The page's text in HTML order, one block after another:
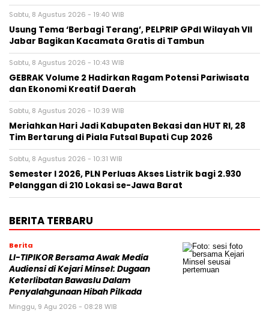
Sabtu, 8 Agustus 2026 - 19:40 WIB
‎Usung Tema ‘Berbagi Terang’, PELPRIP GPdI Wilayah VII
Jabar Bagikan Kacamata Gratis di Tambun
Sabtu, 8 Agustus 2026 - 10:43 WIB
GEBRAK Volume 2 Hadirkan Ragam Potensi Pariwisata
dan Ekonomi Kreatif Daerah
Sabtu, 8 Agustus 2026 - 10:39 WIB
Meriahkan Hari Jadi Kabupaten Bekasi dan HUT RI, 28
Tim Bertarung di Piala Futsal Bupati Cup 2026
Sabtu, 8 Agustus 2026 - 10:31 WIB
Semester I 2026, PLN Perluas Akses Listrik bagi 2.930
Pelanggan di 210 Lokasi se-Jawa Barat
BERITA TERBARU
Berita
LI-TIPIKOR Bersama Awak Media
Audiensi di Kejari Minsel: Dugaan
Keterlibatan Bawaslu Dalam
Penyalahgunaan Hibah Pilkada
Minggu, 9 Agu 2026 - 08:28 WIB